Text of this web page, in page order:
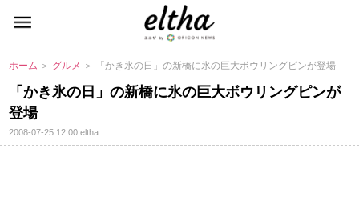
ホーム ＞ グルメ ＞ 「かき氷の日」の新橋に氷の巨大ボウリングピンが登場
「かき氷の日」の新橋に氷の巨大ボウリングピンが
登場
2008-07-25 12:00eltha